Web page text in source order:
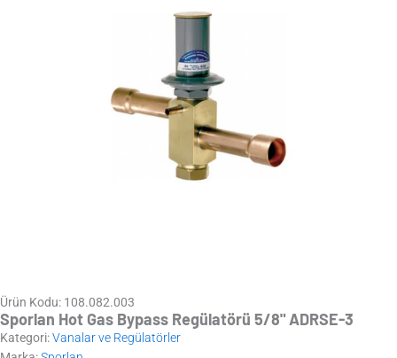
Ürün Kodu: 108.082.003
Sporlan Hot Gas Bypass Regülatörü 5/8" ADRSE-3
Kategori:Vanalar ve Regülatörler